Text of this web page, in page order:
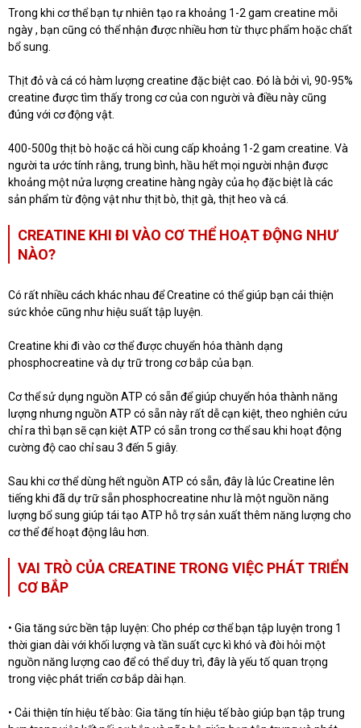
Trong khi cơ thể bạn tự nhiên tạo ra khoảng 1-2 gam creatine mỗi
ngày , bạn cũng có thể nhận được nhiều hơn từ thực phẩm hoặc chất
bổ sung.
Thịt đỏ và cá có hàm lượng creatine đặc biệt cao. Đó là bởi vì, 90-95%
creatine được tìm thấy trong cơ của con người và điều này cũng
đúng với cơ động vật.
400-500g thịt bò hoặc cá hồi cung cấp khoảng 1-2 gam creatine. Và
người ta ước tính rằng, trung bình, hầu hết mọi người nhận được
khoảng một nửa lượng creatine hàng ngày của họ đặc biệt là các
sản phẩm từ động vật như thịt bò, thịt gà, thịt heo và cá.
CREATINE KHI ĐI VÀO CƠ THỂ HOẠT ĐỘNG NHƯ
NÀO?
Có rất nhiều cách khác nhau để Creatine có thể giúp bạn cải thiện
sức khỏe cũng như hiệu suất tập luyện.
Creatine khi đi vào cơ thể được chuyển hóa thành dạng
phosphocreatine và dự trữ trong cơ bắp của bạn.
Cơ thể sử dụng nguồn ATP có sẵn để giúp chuyển hóa thành năng
lượng nhưng nguồn ATP có sẵn này rất dễ cạn kiệt, theo nghiên cứu
chỉ ra thì bạn sẽ cạn kiệt ATP có sẵn trong cơ thể sau khi hoạt động
cường độ cao chỉ sau 3 đến 5 giây.
Sau khi cơ thể dùng hết nguồn ATP có sẵn, đây là lúc Creatine lên
tiếng khi đã dự trữ sẵn phosphocreatine như là một nguồn năng
lượng bổ sung giúp tái tạo ATP hỗ trợ sản xuất thêm năng lượng cho
cơ thể để hoạt động lâu hơn.
VAI TRÒ CỦA CREATINE TRONG VIỆC PHÁT TRIỂN
CƠ BẮP
• Gia tăng sức bền tập luyện: Cho phép cơ thể bạn tập luyện trong 1
thời gian dài với khối lượng và tần suất cực kì khó và đòi hỏi một
nguồn năng lượng cao để có thể duy trì, đây là yếu tố quan trọng
trong việc phát triển cơ bắp dài hạn.
• Cải thiện tín hiệu tế bào: Gia tăng tín hiệu tế bào giúp bạn tập trung